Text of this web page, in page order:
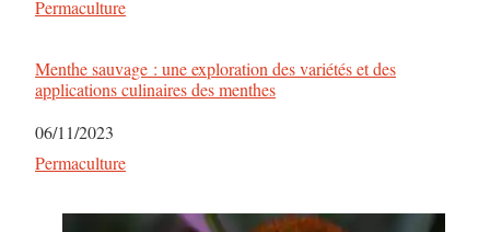
Par rapport à
Permaculture
Menthe sauvage : une exploration des variétés et des
applications culinaires des menthes
Date
06/11/2023
Par rapport à
Permaculture